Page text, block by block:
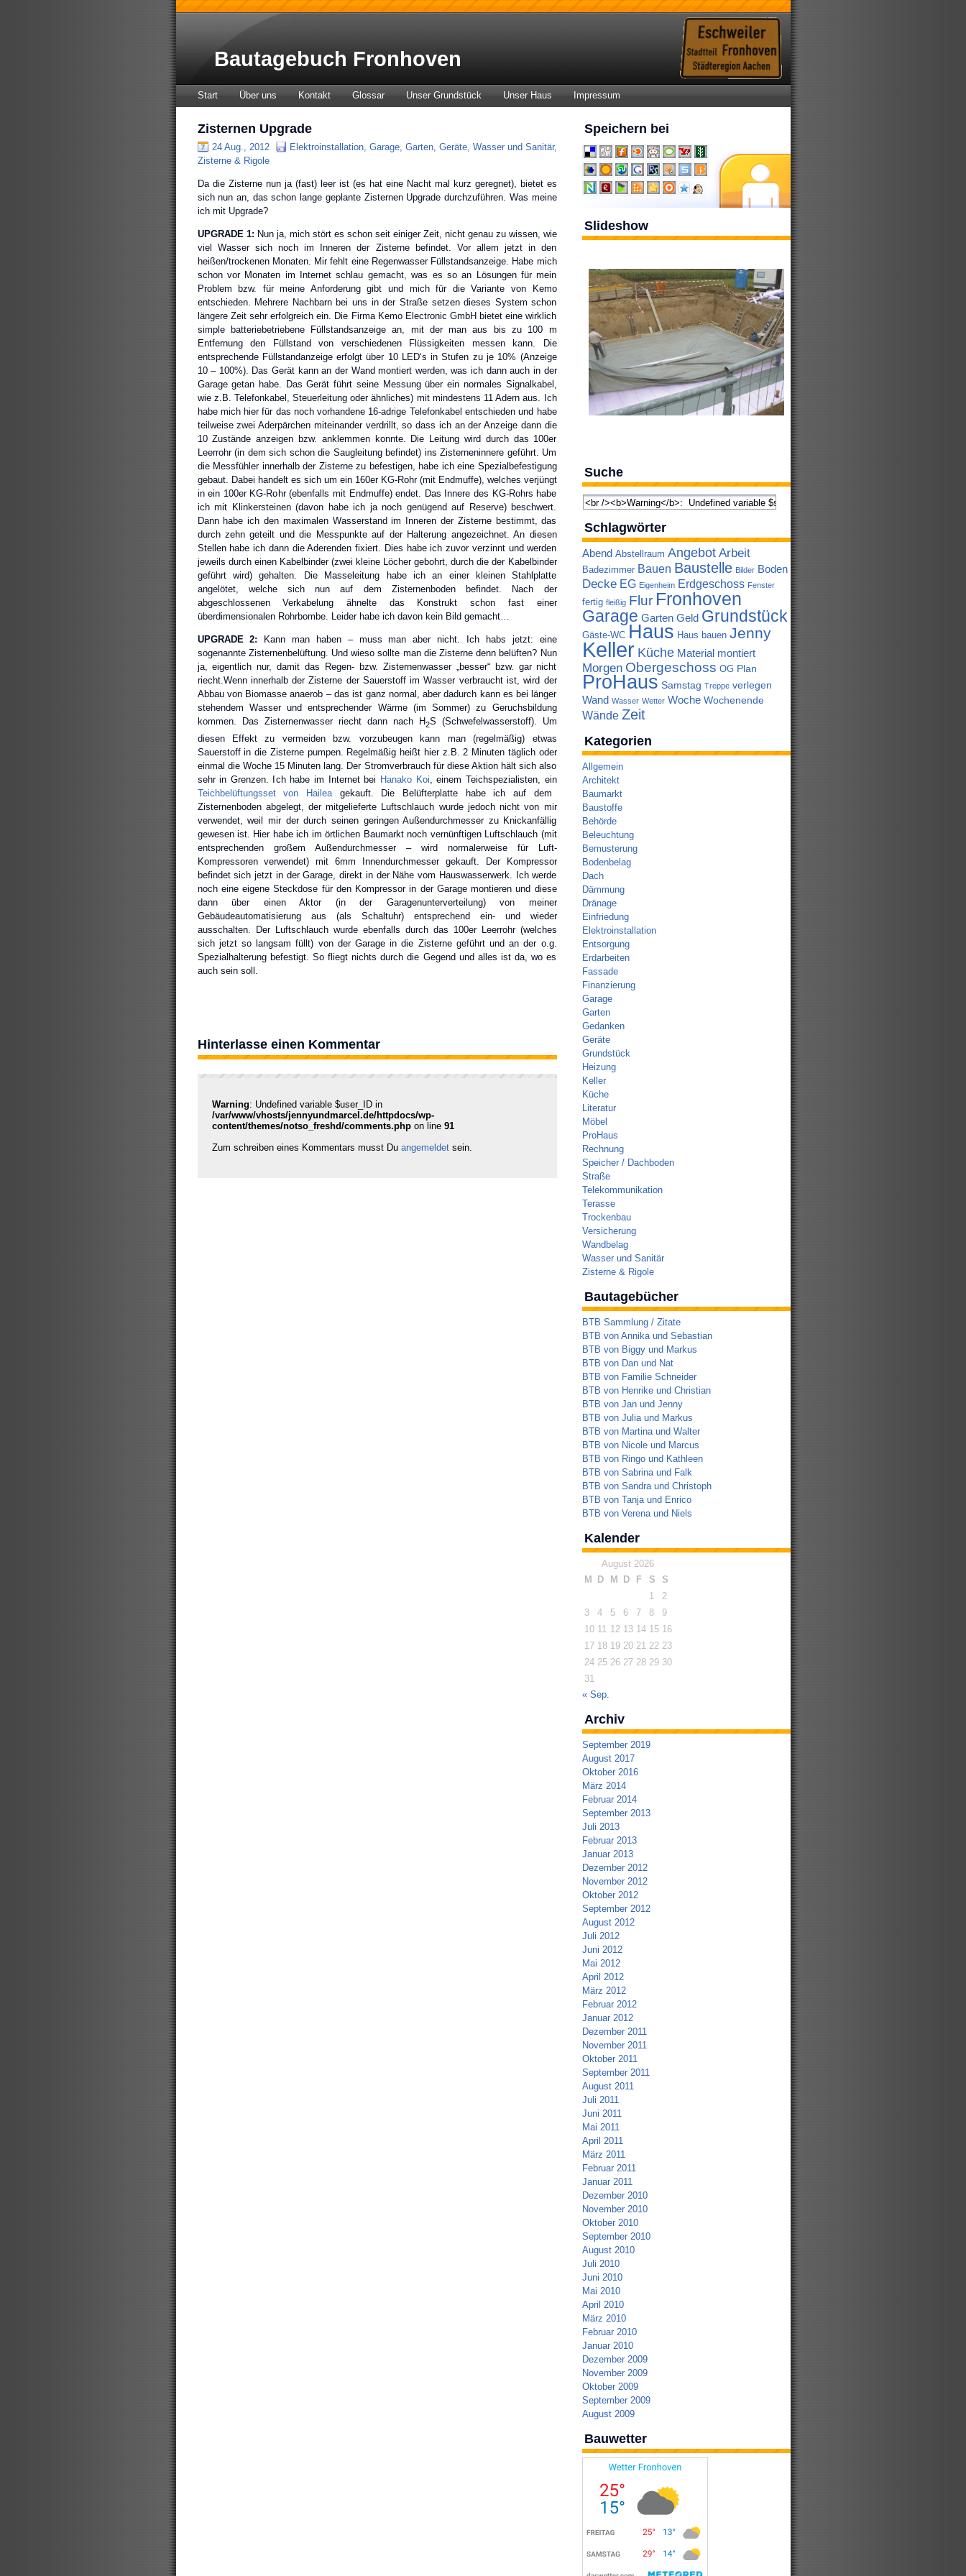
Bautagebuch Fronhoven
Start Über uns Kontakt Glossar Unser Grundstück Unser Haus Impressum
Zisternen Upgrade
24 Aug., 2012 Elektroinstallation, Garage, Garten, Geräte, Wasser und Sanitär,
Zisterne & Rigole
Da die Zisterne nun ja (fast) leer ist (es hat eine Nacht mal kurz geregnet), bietet es
sich nun an, das schon lange geplante Zisternen Upgrade durchzuführen. Was meine
ich mit Upgrade?
UPGRADE 1: Nun ja, mich stört es schon seit einiger Zeit, nicht genau zu wissen, wie
viel Wasser sich noch im Inneren der Zisterne befindet. Vor allem jetzt in den
heißen/trockenen Monaten. Mir fehlt eine Regenwasser Füllstandsanzeige. Habe mich
schon vor Monaten im Internet schlau gemacht, was es so an Lösungen für mein
Problem bzw. für meine Anforderung gibt und mich für die Variante von Kemo
entschieden. Mehrere Nachbarn bei uns in der Straße setzen dieses System schon
längere Zeit sehr erfolgreich ein. Die Firma Kemo Electronic GmbH bietet eine wirklich
simple batteriebetriebene Füllstandsanzeige an, mit der man aus bis zu 100 m
Entfernung den Füllstand von verschiedenen Flüssigkeiten messen kann. Die
entsprechende Füllstandanzeige erfolgt über 10 LED‘s in Stufen zu je 10% (Anzeige
10 – 100%). Das Gerät kann an der Wand montiert werden, was ich dann auch in der
Garage getan habe. Das Gerät führt seine Messung über ein normales Signalkabel,
wie z.B. Telefonkabel, Steuerleitung oder ähnliches) mit mindestens 11 Adern aus. Ich
habe mich hier für das noch vorhandene 16-adrige Telefonkabel entschieden und habe
teilweise zwei Aderpärchen miteinander verdrillt, so dass ich an der Anzeige dann die
10 Zustände anzeigen bzw. anklemmen konnte. Die Leitung wird durch das 100er
Leerrohr (in dem sich schon die Saugleitung befindet) ins Zisterneninnere geführt. Um
die Messfühler innerhalb der Zisterne zu befestigen, habe ich eine Spezialbefestigung
gebaut. Dabei handelt es sich um ein 160er KG-Rohr (mit Endmuffe), welches verjüngt
in ein 100er KG-Rohr (ebenfalls mit Endmuffe) endet. Das Innere des KG-Rohrs habe
ich mit Klinkersteinen (davon habe ich ja noch genügend auf Reserve) beschwert.
Dann habe ich den maximalen Wasserstand im Inneren der Zisterne bestimmt, das
durch zehn geteilt und die Messpunkte auf der Halterung angezeichnet. An diesen
Stellen habe ich dann die Aderenden fixiert. Dies habe ich zuvor verzinnt und werden
jeweils durch einen Kabelbinder (zwei kleine Löcher gebohrt, durch die der Kabelbinder
geführt wird) gehalten. Die Masseleitung habe ich an einer kleinen Stahlplatte
angelötet, welche sich nun auf dem Zisternenboden befindet. Nach der
abgeschlossenen Verkabelung ähnelte das Konstrukt schon fast einer
überdimensionalen Rohrbombe. Leider habe ich davon kein Bild gemacht…
UPGRADE 2:
Kann man haben – muss man aber nicht. Ich habs jetzt: eine
sogenannte Zisternenbelüftung. Und wieso sollte man die Zisterne denn belüften? Nun
ja, eigentlich nur, damit das Regen- bzw. Zisternenwasser „besser“ bzw. gar nicht
riecht.Wenn innerhalb der Zisterne der Sauerstoff im Wasser verbraucht ist, wird der
Abbau von Biomasse anaerob – das ist ganz normal, aber dadurch kann es bei länger
stehendem Wasser und entsprechender Wärme (im Sommer) zu Geruchsbildung
kommen. Das Zisternenwasser riecht dann nach H2S (Schwefelwasserstoff). Um
diesen Effekt zu vermeiden bzw. vorzubeugen kann man (regelmäßig) etwas
Sauerstoff in die Zisterne pumpen. Regelmäßig heißt hier z.B. 2 Minuten täglich oder
einmal die Woche 15 Minuten lang. Der Stromverbrauch für diese Aktion hält sich also
sehr in Grenzen. Ich habe im Internet bei Hanako Koi , einem Teichspezialisten, ein
Teichbelüftungsset von Haileagekauft. Die Belüfterplatte habe ich auf dem
Zisternenboden abgelegt, der mitgelieferte Luftschlauch wurde jedoch nicht von mir
verwendet, weil mir der durch seinen geringen Außendurchmesser zu Knickanfällig
gewesen ist. Hier habe ich im örtlichen Baumarkt noch vernünftigen Luftschlauch (mit
entsprechenden großem Außendurchmesser – wird normalerweise für Luft-
Kompressoren verwendet) mit 6mm Innendurchmesser gekauft. Der Kompressor
befindet sich jetzt in der Garage, direkt in der Nähe vom Hauswasserwerk. Ich werde
noch eine eigene Steckdose für den Kompressor in der Garage montieren und diese
dann über einen Aktor (in der Garagenunterverteilung) von meiner
Gebäudeautomatisierung aus (als Schaltuhr) entsprechend ein- und wieder
ausschalten. Der Luftschlauch wurde ebenfalls durch das 100er Leerrohr (welches
sich jetzt so langsam füllt) von der Garage in die Zisterne geführt und an der o.g.
Spezialhalterung befestigt. So fliegt nichts durch die Gegend und alles ist da, wo es
auch sein soll.
Hinterlasse einen Kommentar
Warning: Undefined variable $user_ID in
/var/www/vhosts/jennyundmarcel.de/httpdocs/wp-
content/themes/notso_freshd/comments.phpon line 91
Zum schreiben eines Kommentars musst Du angemeldet sein.
Speichern bei
Slideshow
Suche
Schlagwörter
Abend Abstellraum Angebot Arbeit
Badezimmer Bauen Baustelle Bilder Boden
Decke EG Eigenheim Erdgeschoss Fenster
fertig fleißig Flur Fronhoven
Garage Garten Geld Grundstück
Gäste-WC Haus Haus bauen Jenny
Keller Küche Material montiert
Morgen Obergeschoss OG Plan
ProHaus Samstag Treppe verlegen
Wand Wasser Wetter Woche Wochenende
Wände Zeit
Kategorien
Allgemein
Architekt
Baumarkt
Baustoffe
Behörde
Beleuchtung
Bemusterung
Bodenbelag
Dach
Dämmung
Dränage
Einfriedung
Elektroinstallation
Entsorgung
Erdarbeiten
Fassade
Finanzierung
Garage
Garten
Gedanken
Geräte
Grundstück
Heizung
Keller
Küche
Literatur
Möbel
ProHaus
Rechnung
Speicher / Dachboden
Straße
Telekommunikation
Terasse
Trockenbau
Versicherung
Wandbelag
Wasser und Sanitär
Zisterne & Rigole
Bautagebücher
BTB Sammlung / Zitate
BTB von Annika und Sebastian
BTB von Biggy und Markus
BTB von Dan und Nat
BTB von Familie Schneider
BTB von Henrike und Christian
BTB von Jan und Jenny
BTB von Julia und Markus
BTB von Martina und Walter
BTB von Nicole und Marcus
BTB von Ringo und Kathleen
BTB von Sabrina und Falk
BTB von Sandra und Christoph
BTB von Tanja und Enrico
BTB von Verena und Niels
Kalender
August 2026
M
D M D F S
S
1
2
3
4 5 6 7 8
9
10 11 12 13 14 15 16
17 18 19 20 21 22 23
24 25 26 27 28 29 30
31
« Sep.
Archiv
September 2019
August 2017
Oktober 2016
März 2014
Februar 2014
September 2013
Juli 2013
Februar 2013
Januar 2013
Dezember 2012
November 2012
Oktober 2012
September 2012
August 2012
Juli 2012
Juni 2012
Mai 2012
April 2012
März 2012
Februar 2012
Januar 2012
Dezember 2011
November 2011
Oktober 2011
September 2011
August 2011
Juli 2011
Juni 2011
Mai 2011
April 2011
März 2011
Februar 2011
Januar 2011
Dezember 2010
November 2010
Oktober 2010
September 2010
August 2010
Juli 2010
Juni 2010
Mai 2010
April 2010
März 2010
Februar 2010
Januar 2010
Dezember 2009
November 2009
Oktober 2009
September 2009
August 2009
Bauwetter